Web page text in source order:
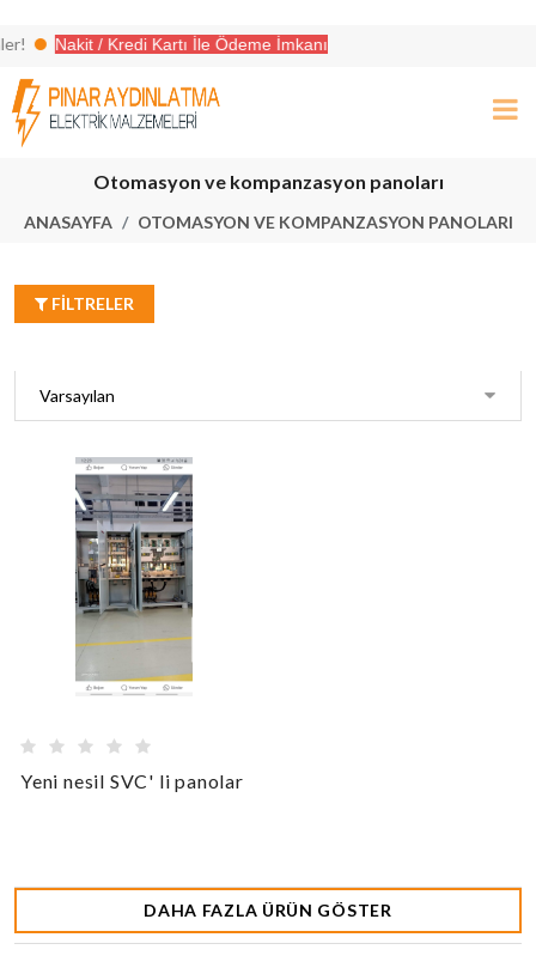
Nakit / Kredi Kartı İle Ödeme İmkanı
Otomasyon ve kompanzasyon panoları
ANASAYFA OTOMASYON VE KOMPANZASYON PANOLARI
FILTRELER
Yeni nesil SVC' li panolar
DAHA FAZLA ÜRÜN GÖSTER